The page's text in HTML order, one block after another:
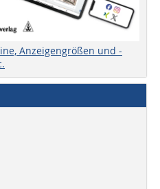
Anzeigengrößen und -